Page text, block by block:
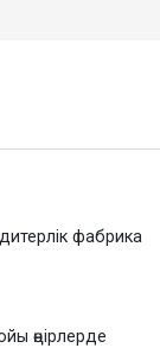
фабрика
өңірлерде